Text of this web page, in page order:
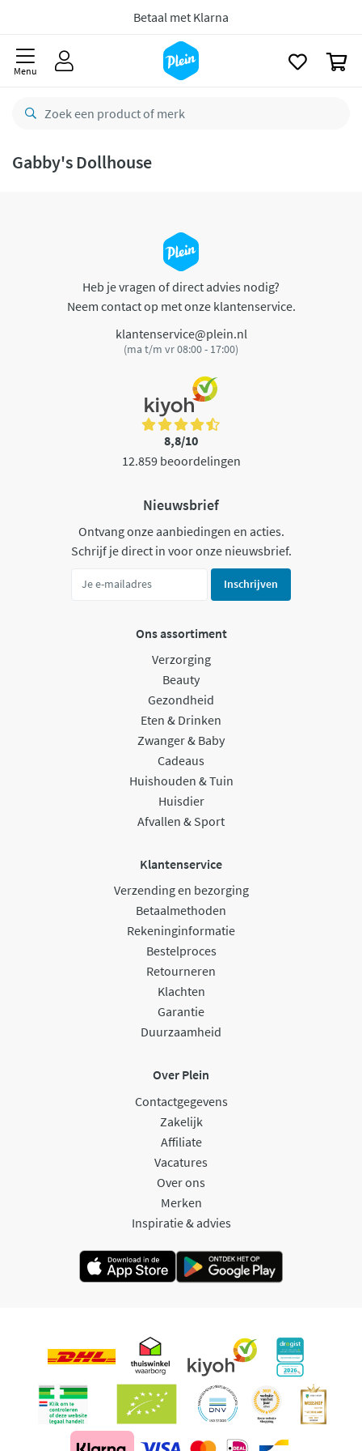
Betaal met Klarna
Menu
Gabby's Dollhouse
Heb je vragen of direct advies nodig?
Neem contact op met onze klantenservice.
klantenservice@plein.nl
(ma t/m vr 08:00 - 17:00)
8,8/10
12.859 beoordelingen
Nieuwsbrief
Ontvang onze aanbiedingen en acties.
Schrijf je direct in voor onze nieuwsbrief.
Inschrijven
Ons assortiment
Verzorging
Beauty
Gezondheid
Eten & Drinken
Zwanger & Baby
Cadeaus
Huishouden & Tuin
Huisdier
Afvallen & Sport
Klantenservice
Verzending en bezorging
Betaalmethoden
Rekeninginformatie
Bestelproces
Retourneren
Klachten
Garantie
Duurzaamheid
Over Plein
Contactgegevens
Zakelijk
Affiliate
Vacatures
Over ons
Merken
Inspiratie & advies